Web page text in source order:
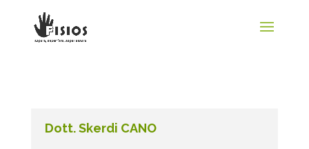
Dott. Skerdi CANO